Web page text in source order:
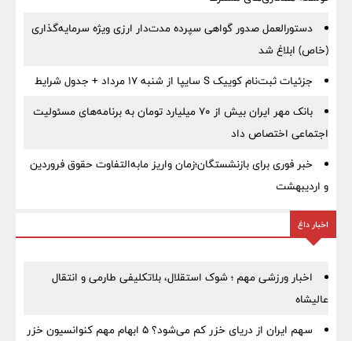
دستورالعمل صدور گواهی سپرده مدت‌دار ارزی ویژه سرمایه‌گذاری
(خاص) ابلاغ شد
جزئیات ثبت‌نام کوییک S سایپا از شنبه ۱۷ مرداد + جدول شرایط
بانک مهر ایران بیش از ۷۰ میلیارد تومان به برنامه‌های مسئولیت
اجتماعی اختصاص داد
خبر فوری برای بازنشستگان؛زمان واریز مابه‌التفاوت حقوق فروردین
و اردیبهشت
اخبار داغ
اخبار ورزشی مهم ؛ شوک استقلال، بلاتکلیفی طارمی و انتقال
عالیشاه
سهم ایران از دریای خزر کم می‌شود؟ ۵ ابهام مهم کنوانسیون خزر